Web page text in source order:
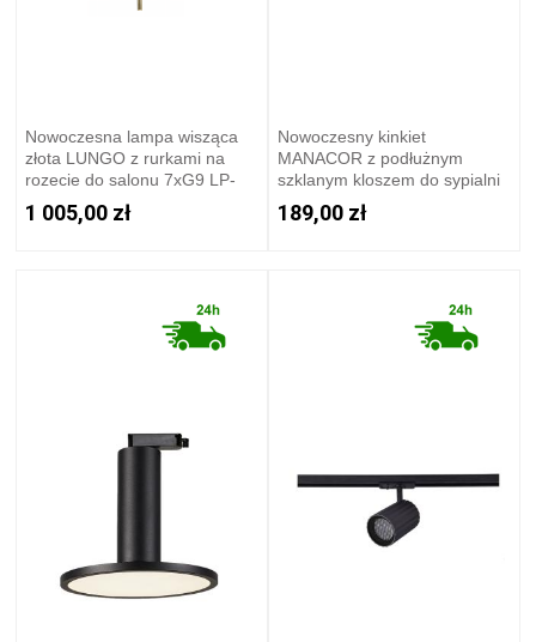
Nowoczesna lampa wisząca
złota LUNGO z rurkami na
rozecie do salonu 7xG9 LP-
894/7P GD Light Prestige
1 005,00 zł
Nowoczesny kinkiet
MANACOR z podłużnym
szklanym kloszem do sypialni
LP-232/1W BK Light Prestige
189,00 zł